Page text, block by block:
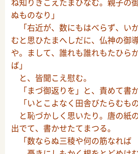
ぬものなり」
「右近が、数にもはべらず、い
むと思ひたまへしだに、仏神の御
や。まして、誰れも誰れもたひら
ば」
と、皆聞こえ慰む。
「まづ御返りを」と、責めて書
「いとこよなく田舎びたらむもの
と恥づかしく思いたり。唐の紙
出でて、書かせたてまつる。
「数ならぬ三稜や何の筋なれば